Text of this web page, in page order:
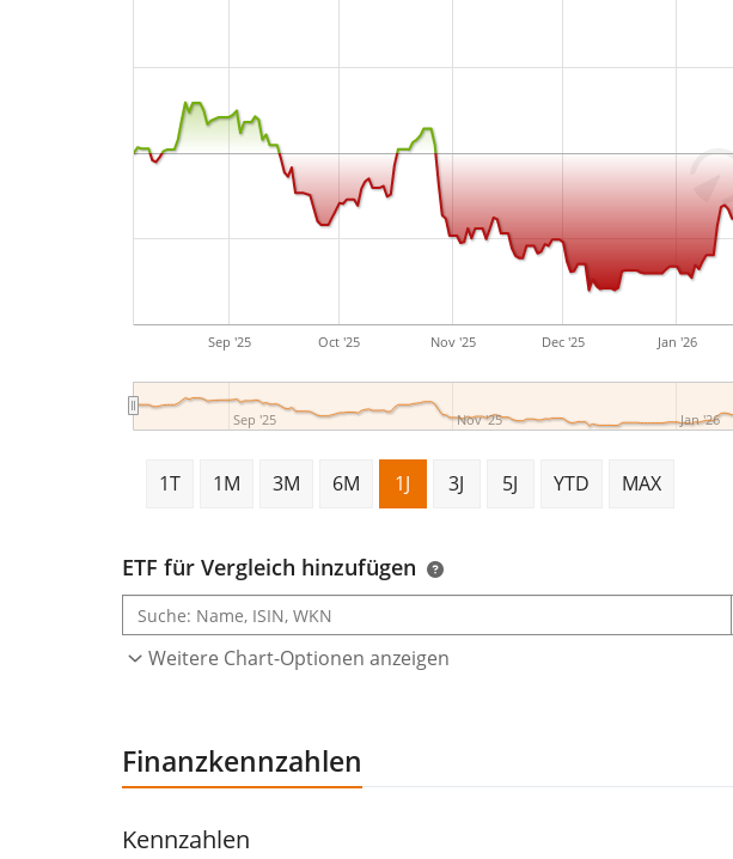
Sep '25 Oct '25 Nov '25 Dec '25 Jan '26
Sep '25 Nov '25 Jan '26
1T 1M 3M 6M 1J 3J 5J YTD MAX
ETF für Vergleich hinzufügen
Weitere Chart-Optionen anzeigen
Finanzkennzahlen
Kennzahlen